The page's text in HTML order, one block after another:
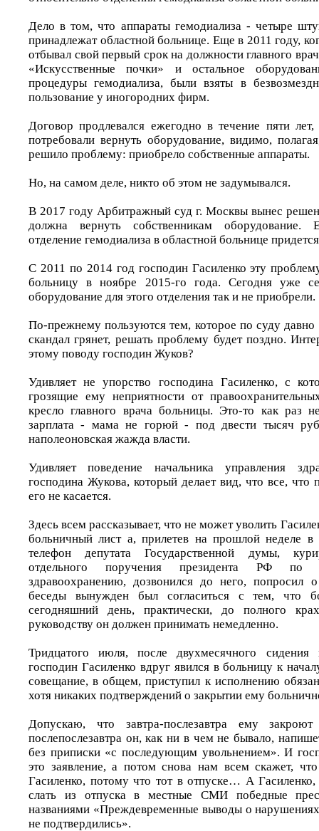
Дело в том, что аппараты гемодиализа - четыре
принадлежат областной больнице. Еще в 2011 году,
отбывал свой первый срок на должности главного
«Искусственные почки» и остальное
процедуры гемодиализа, были взяты в
пользование у иногородних фирм.
Договор продлевался ежегодно в течение пяти
потребовали вернуть оборудование, видимо,
решило проблему: приобрело собственные аппараты.
Но, на самом деле, никто об этом не задумывался.
В 2017 году Арбитражный суд г. Москвы вынес
должна вернуть собственникам оборудование.
отделение гемодиализа в областной больнице
С 2011 по 2014 год господин Гасиленко эту
больницу в ноябре 2015-го года. Сегодня уже
оборудование для этого отделения так и не приобрели.
По-прежнему пользуются тем, которое по суду
скандал грянет, решать проблему будет поздно.
этому поводу господин Жуков?
Удивляет не упорство господина Гасиленко, с
грозящие ему неприятности от
кресло главного врача больницы. Это-то как раз
зарплата - мама не горюй - под двести тысяч
наполеоновская жажда власти.
Удивляет поведение начальника управления
господина Жукова, который делает вид, что все, что
его не касается.
Здесь всем рассказывает, что не может уволить
больничный лист а, прилетев на прошлой неделе
телефон депутата Государственной думы,
отдельного поручения президента РФ по
здравоохранению, дозвонился до него,
беседы вынужден был согласиться с тем, что
сегодняшний день, практически, до полного
руководству он должен принимать немедленно.
Тридцатого июля, после двухмесячного
господин Гасиленко вдруг явился в больницу к
совещание, в общем, приступил к исполнению
хотя никаких подтверждений о закрытии ему
Допускаю, что завтра-послезавтра ему
послепослезавтра он, как ни в чем не бывало,
без приписки «с последующим увольнением». И
это заявление, а потом снова нам всем скажет,
Гасиленко, потому что тот в отпуске… А
слать из отпуска в местные СМИ победные
названиями «Преждевременные выводы о
не подтвердились».